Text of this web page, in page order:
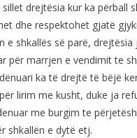
drejtësia kur ka përball
dhe respektohet gjatë
e shkallës së parë, drejtësia
për marrjen e vendimit te
ka të drejtë të bëjë
lirim me kusht, duke ja
me burgim te
shkallën e dytë etj.